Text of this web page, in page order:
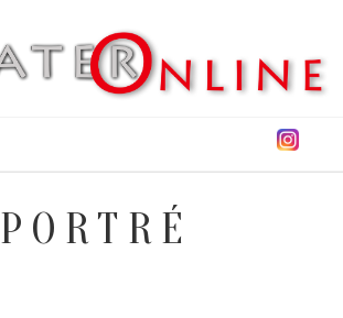
PORTRÉ